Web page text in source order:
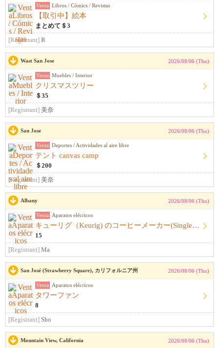
Venta Libros / Cómics / Revistas
【取引中】絵本
まとめて＄3
[Registrant] R
Wast San Jose 2026/08/06 (Thu)
Venta Muebles / Interior
クリスマスツリー
＄35
[Registrant] 美奈
San Jose 2026/08/06 (Thu)
Venta Deportes / Actividades al aire libre
テント canvas camp
＄200
[Registrant] 美奈
Albany 2026/08/06 (Thu)
Venta Aparatos elécricos
キューリグ（Keurig) のコーヒーメーカー(Single Serve Coffee) Maker
15
[Registrant] Ma
San José (Strawberry Square), カリフォルニア州 2026/08/06 (Thu)
Venta Aparatos elécricos
タワーファン
8
[Registrant] Sho
Mountain View, California 2026/08/06 (Thu)